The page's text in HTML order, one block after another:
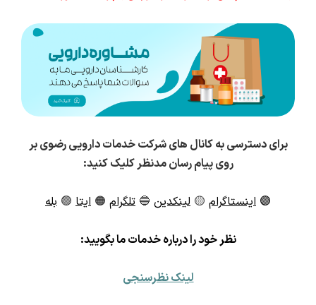
برای دسترسی به کانال های شرکت خدمات دارویی رضوی بر
روی پیام رسان مدنظر کلیک کنید:
🟣 اینستاگرام 🟡 لینکدین 🔵 تلگرام 🟠 ایتا 🟢 بله
نظر خود را درباره خدمات ما بگویید:
لینک نظرسنجی